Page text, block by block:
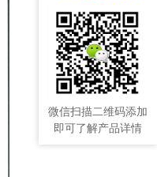
微信扫描二维码添加
即可了解产品详情